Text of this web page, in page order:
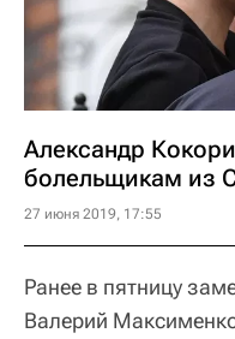
Александр
болельщикам из
27 июня 2019, 17:55
Ранее в пятницу
Валерий